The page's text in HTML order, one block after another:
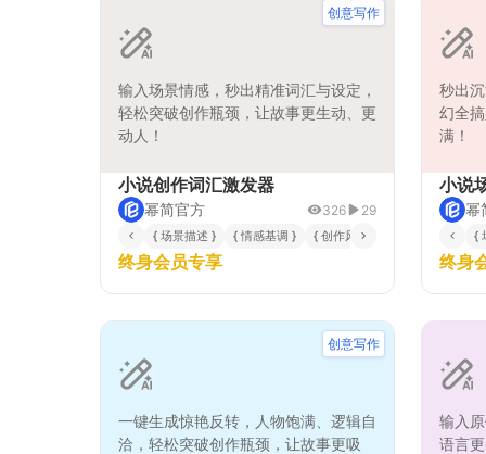
大幅提升创作效率和内容质量。
输入场景情感，秒出精准词汇与设定，
轻松突破创作瓶颈，让故事更生动、更
动人！
创意写作
小说创作词汇激发器
幂简官方 326 29
{ 场景描述 } { 情感基调 } { 创作风格 } { 核心激发方向 }
终身会员专享
秒出
幻全
满！
小说
幂
{
终身
一键生成惊艳反转，人物饱满、逻辑自
洽，轻松突破创作瓶颈，让故事更吸
创意写作
输入
语言